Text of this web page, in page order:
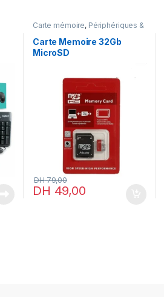
Carte mémoire, Périphériques &
Carte Memoire 32Gb
MicroSD
DH 49,00
DH79,00